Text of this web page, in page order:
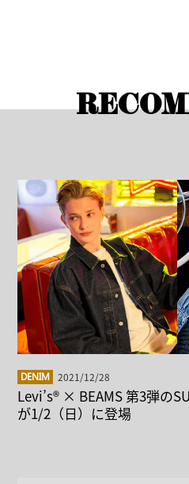
DENIM 2021/12/28
Levi’s® × BEAMS 第3弾の
が1/2（日）に登場